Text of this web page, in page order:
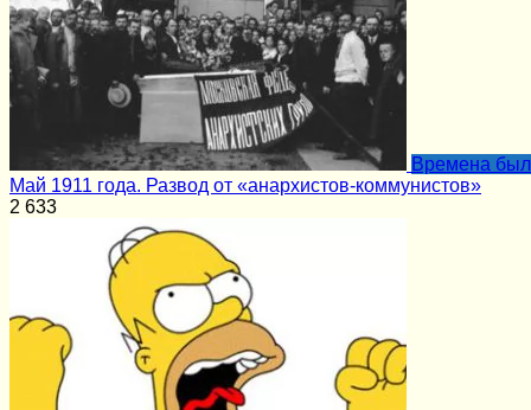
Времена
Май 1911 года. Развод от «анархистов-коммунистов»
2 633